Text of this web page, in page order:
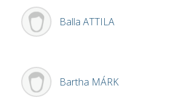
Balla ATTILA
Bartha MÁRK